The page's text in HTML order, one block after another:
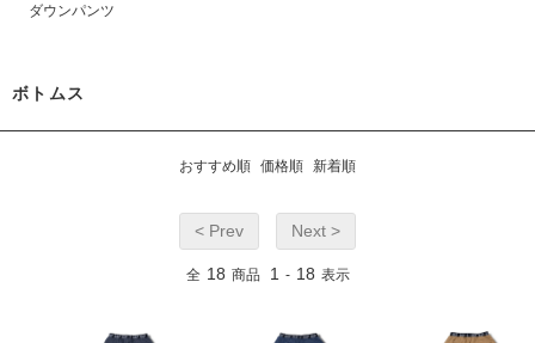
ダウンパンツ
ボトムス
おすすめ順 価格順 新着順
< Prev Next >
全 18 商品 1 - 18 表示